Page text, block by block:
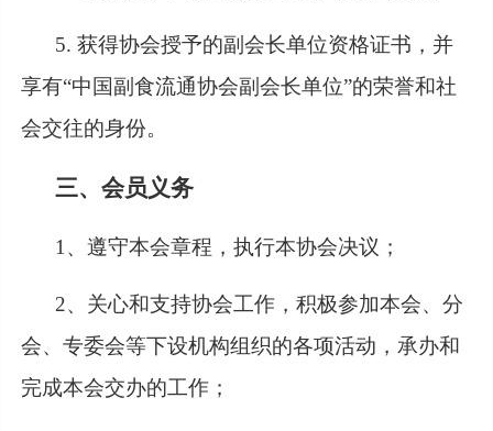
5. 获得协会授予的副会长单位资格证书，并
享有“中国副食流通协会副会长单位”的荣誉和社
会交往的身份。
三、会员义务
1、遵守本会章程，执行本协会决议；
2、关心和支持协会工作，积极参加本会、分
会、专委会等下设机构组织的各项活动，承办和
完成本会交办的工作；